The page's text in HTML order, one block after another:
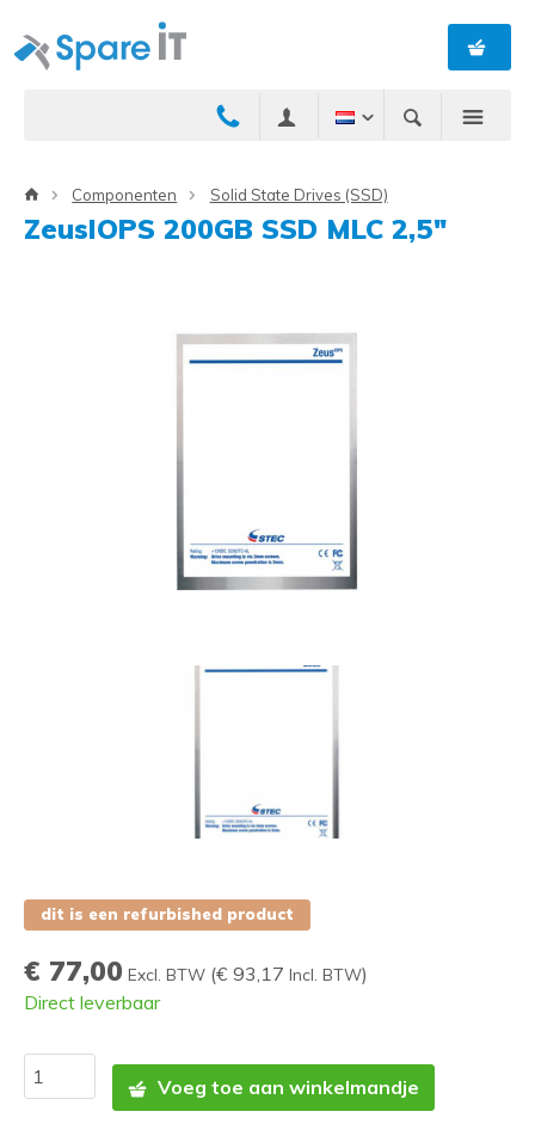
Componenten Solid State Drives (SSD)
ZeusIOPS 200GB SSD MLC 2,5"
dit is een refurbished product
€ 77,00 Excl. BTW (€ 93,17 Incl. BTW)
Direct leverbaar
Voeg toe aan winkelmandje